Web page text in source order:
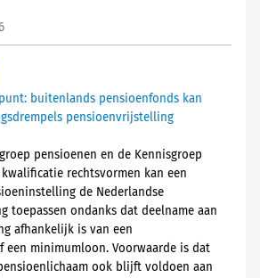
buitenlands pensioenfonds kan
pensioenvrijstelling
pensioenen en de Kennisgroep
rechtsvormen kan een
de Nederlandse
toepassen ondanks dat deelname aan
afhankelijk is van een
een minimumloon. Voorwaarde is dat
ook blijft voldoen aan